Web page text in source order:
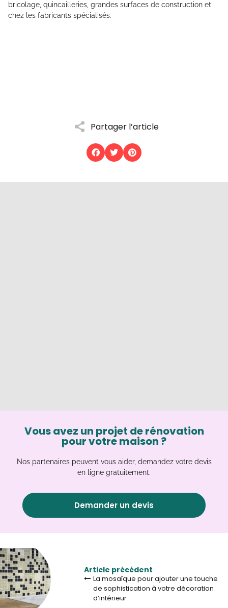
Partager l’article
bricolage, quincailleries, grandes surfaces de construction et
chez les fabricants spécialisés.
Vous avez un projet de rénovation
pour votre maison ?
Nos partenaires peuvent vous aider, demandez votre devis
en ligne gratuitement.
Demander un devis
Article précédent
La mosaïque pour ajouter une touche
de sophistication à votre décoration
d’intérieur